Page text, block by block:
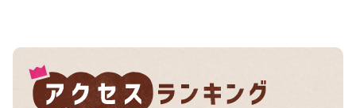
河合＆A.B.C-Z塚田×福井アナ「なんでやねん！？」
（news おかえり）